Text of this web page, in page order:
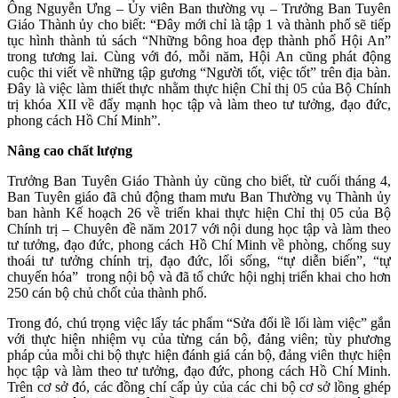
Ông Nguyễn Ưng – Ủy viên Ban thường vụ – Trưởng Ban Tuyên
Giáo Thành ủy cho biết: “Đây mới chỉ là tập 1 và thành phố sẽ tiếp
tục hình thành tủ sách “Những bông hoa đẹp thành phố Hội An”
trong tương lai. Cùng với đó, mỗi năm, Hội An cũng phát động
cuộc thi viết về những tập gương “Người tốt, việc tốt” trên địa bàn.
Đây là việc làm thiết thực nhằm thực hiện Chỉ thị 05 của Bộ Chính
trị khóa XII về đẩy mạnh học tập và làm theo tư tưởng, đạo đức,
phong cách Hồ Chí Minh”.
Nâng cao chất lượng
Trưởng Ban Tuyên Giáo Thành ủy cũng cho biết, từ cuối tháng 4,
Ban Tuyên giáo đã chủ động tham mưu Ban Thường vụ Thành ủy
ban hành Kế hoạch 26 về triển khai thực hiện Chỉ thị 05 của Bộ
Chính trị – Chuyên đề năm 2017 với nội dung học tập và làm theo
tư tưởng, đạo đức, phong cách Hồ Chí Minh về phòng, chống suy
thoái tư tưởng chính trị, đạo đức, lối sống, “tự diễn biến”, “tự
chuyển hóa” trong nội bộ và đã tổ chức hội nghị triển khai cho hơn
250 cán bộ chủ chốt của thành phố.
Trong đó, chú trọng việc lấy tác phẩm “Sửa đổi lề lối làm việc” gắn
với thực hiện nhiệm vụ của từng cán bộ, đảng viên; tùy phương
pháp của mỗi chi bộ thực hiện đánh giá cán bộ, đảng viên thực hiện
học tập và làm theo tư tưởng, đạo đức, phong cách Hồ Chí Minh.
Trên cơ sở đó, các đồng chí cấp ủy của các chi bộ cơ sở lồng ghép